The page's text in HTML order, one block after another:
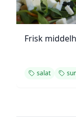
Frisk
salat